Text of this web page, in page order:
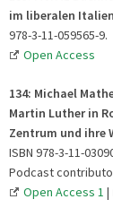
im liberalen
978-3-11-059565-9.
Open Access
134: Michael
Martin Luther in
Zentrum und ihre
ISBN 978-3-11-
Podcast
Open Access 1 |